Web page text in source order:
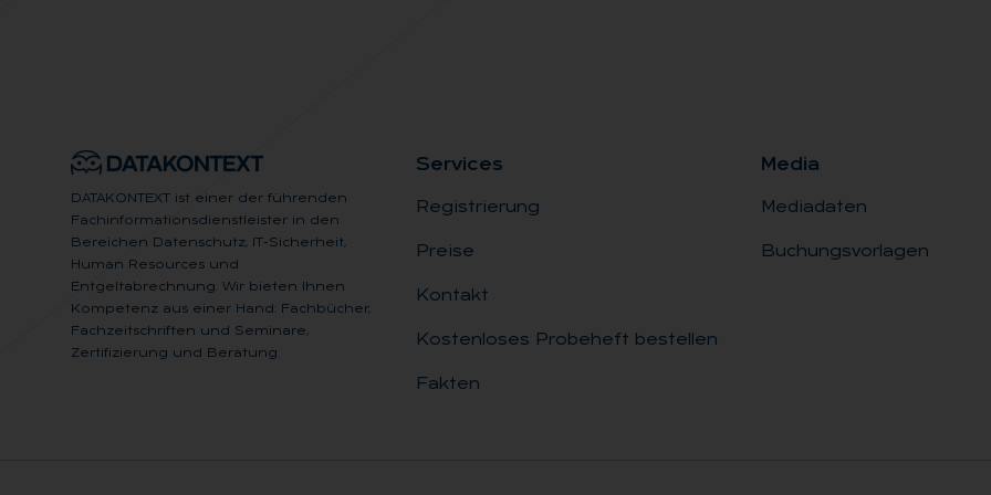
DATAKONTEXT ist einer der führenden
Fachinformationsdienstleister in den
Bereichen Datenschutz, IT-Sicherheit,
Human Resources und
Entgeltabrechnung. Wir bieten Ihnen
Kompetenz aus einer Hand: Fachbücher,
Fachzeitschriften und Seminare,
Zertifizierung und Beratung.
Ser­vices
Registrierung
Preise
Kontakt
Kostenloses Probeheft bestellen
Fakten
Me­dia
Mediadaten
Buchungsvorlagen